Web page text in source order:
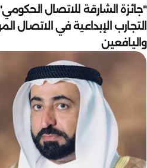
"جائزة الشارقة للاتصال
التجارب الإبداعية في الاتصال
واليافعين